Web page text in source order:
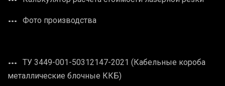
Фото производства
ТУ 3449-001-50312147-2021 (Кабельные короба
металлические блочные ККБ)